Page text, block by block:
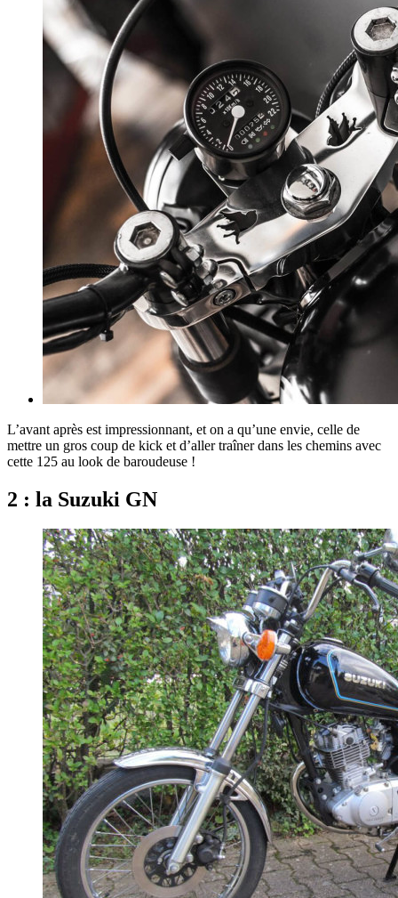
L’avant après est impressionnant, et on a qu’une envie, celle de
mettre un gros coup de kick et d’aller traîner dans les chemins avec
cette 125 au look de baroudeuse !
2 : la Suzuki GN